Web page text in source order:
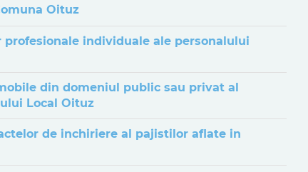
Oituz
individuale ale personalului
din domeniul public sau privat al
Local Oituz
de inchiriere al pajistilor aflate in